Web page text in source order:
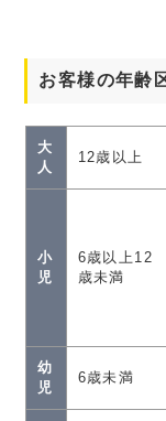
お客様の年齢
大
人
12歳以上
小
児
6歳以上12
歳未満
幼
児
6歳未満